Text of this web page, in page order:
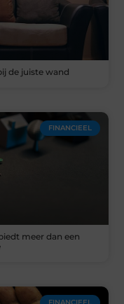
de juiste wand
FINANCIEEL
meer dan een